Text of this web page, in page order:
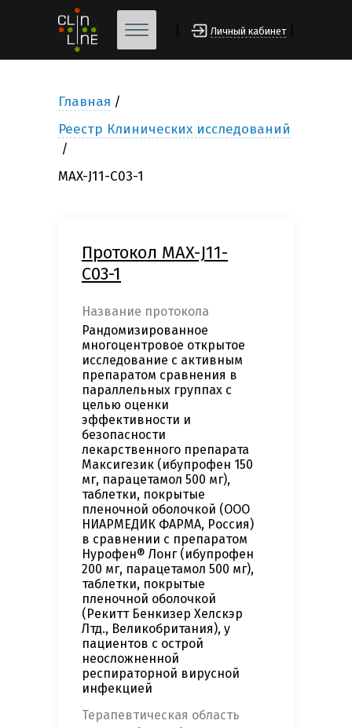
Личный кабинет
Главная
Реестр Клинических исследований
MAX-J11-C03-1
Протокол MAX-J11-
C03-1
Название протокола
Рандомизированное
многоцентровое открытое
исследование с активным
препаратом сравнения в
параллельных группах с
целью оценки
эффективности и
безопасности
лекарственного препарата
Максигезик (ибупрофен 150
мг, парацетамол 500 мг),
таблетки, покрытые
пленочной оболочкой (ООО
НИАРМЕДИК ФАРМА, Россия)
в сравнении с препаратом
Нурофен® Лонг (ибупрофен
200 мг, парацетамол 500 мг),
таблетки, покрытые
пленочной оболочкой
(Рекитт Бенкизер Хелскэр
Лтд., Великобритания), у
пациентов с острой
неосложненной
респираторной вирусной
инфекцией
Терапевтическая область